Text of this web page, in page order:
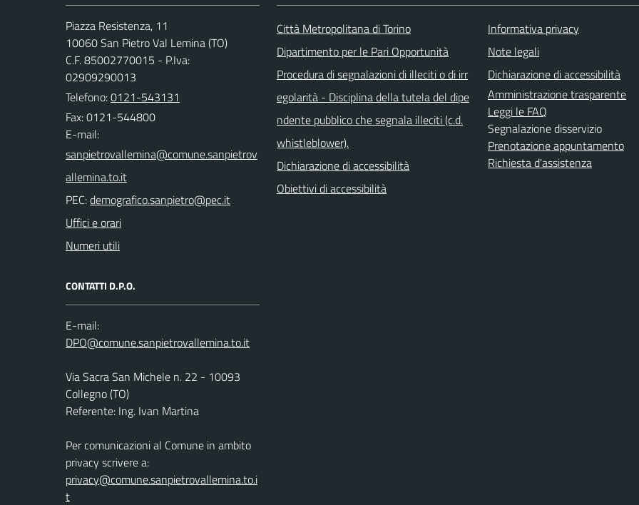
Piazza Resistenza, 11
10060 San Pietro Val Lemina (TO)
C.F. 85002770015 - P.Iva:
02909290013
Telefono:0121-543131
Fax: 0121-544800
E-mail:
PEC:
Uffici e orari
Numeri utili
CONTATTI D.P.O.
E-mail:
Via Sacra San Michele n. 22 - 10093
Collegno (TO)
Referente: Ing. Ivan Martina
Per comunicazioni al Comune in ambito
privacy scrivere a:
privacy@comune.sanpietrovallemina.to.i
t
Città Metropolitana di Torino
Dipartimento per le Pari Opportunità
Procedura di segnalazioni di illeciti o di irr
egolarità - Disciplina della tutela del dipe
ndente pubblico che segnala illeciti (c.d.
whistleblower).
Dichiarazione di accessibilità
Obiettivi di accessibilità
Informativa privacy
Note legali
Dichiarazione di accessibilità
Amministrazione trasparente
Leggi le FAQ
Segnalazione disservizio
Prenotazione appuntamento
Richiesta d'assistenza